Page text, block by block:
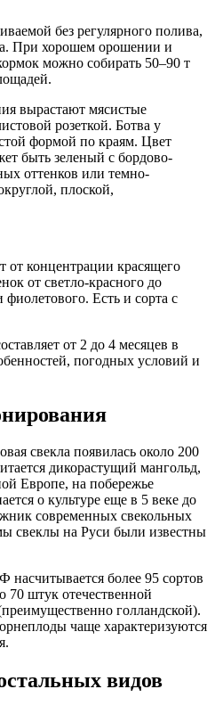
без регулярного полива,
При хорошем орошении и
можно собирать 50–90 т
вырастают мясистые
розеткой. Ботва у
формой по краям. Цвет
быть зеленый с бордово-
оттенков или темно-
плоской,
от концентрации красящего
от светло-красного до
Есть и сорта с
от 2 до 4 месяцев в
погодных условий и
свекла появилась около 200
дикорастущий мангольд,
Европе, на побережье
о культуре еще в 5 веке до
современных свекольных
свеклы на Руси были известны
насчитывается более 95 сортов
70 штук отечественной
голландской).
чаще характеризуются
видов